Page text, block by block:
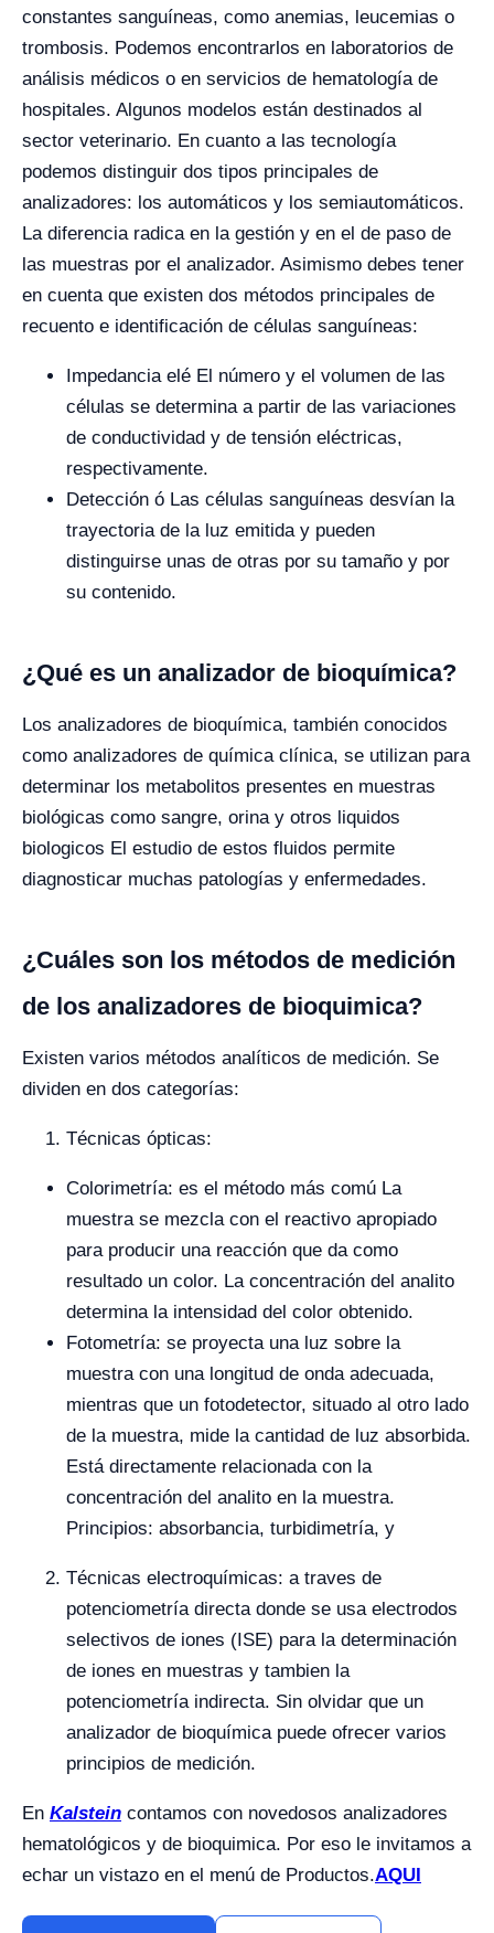
constantes sanguíneas, como anemias, leucemias o
trombosis. Podemos encontrarlos en laboratorios de
análisis médicos o en servicios de hematología de
hospitales. Algunos modelos están destinados al
sector veterinario. En cuanto a las tecnologí­a
podemos distinguir dos tipos principales de
analizadores: los automáticos y los semiautomáticos.
La diferencia radica en la gestión y en el de paso de
las muestras por el analizador. Asimismo debes tener
en cuenta que existen dos métodos principales de
recuento e identificación de células sanguíneas:
Impedancia elé El número y el volumen de las
células se determina a partir de las variaciones
de conductividad y de tensión eléctricas,
respectivamente.
Detección ó Las células sanguíneas desvían la
trayectoria de la luz emitida y pueden
distinguirse unas de otras por su tamaño y por
su contenido.
¿Qué es un analizador de bioquímica?
Los analizadores de bioquímica, también conocidos
como analizadores de química clínica, se utilizan para
determinar los metabolitos presentes en muestras
biológicas como sangre, orina y otros liquidos
biologicos El estudio de estos fluidos permite
diagnosticar muchas patologías y enfermedades.
¿Cuáles son los métodos de medición
de los analizadores de bioquimica?
Existen varios métodos analíticos de medición. Se
dividen en dos categorías:
Técnicas ópticas:
Colorimetría: es el método más comú La
muestra se mezcla con el reactivo apropiado
para producir una reacción que da como
resultado un color. La concentración del analito
determina la intensidad del color obtenido.
Fotometría: se proyecta una luz sobre la
muestra con una longitud de onda adecuada,
mientras que un fotodetector, situado al otro lado
de la muestra, mide la cantidad de luz absorbida.
Está directamente relacionada con la
concentración del analito en la muestra.
Principios: absorbancia, turbidimetría, y
Técnicas electroquímicas: a traves de
potenciometría directa donde se usa electrodos
selectivos de iones (ISE) para la determinación
de iones en muestras y tambien la
potenciometría indirecta. Sin olvidar que un
analizador de bioquímica puede ofrecer varios
principios de medición.
En Kalstein contamos con novedosos analizadores
hematológicos y de bioquimica. Por eso le invitamos a
echar un vistazo en el menú de Productos.AQUI